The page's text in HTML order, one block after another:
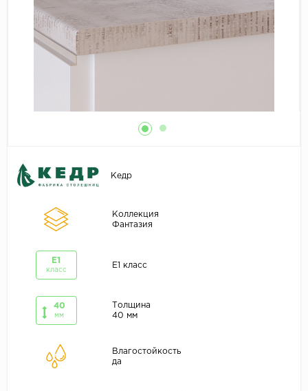
Кедр
Коллекция
Фантазия
E1
класс
E1 класс
40
мм
Толщина
40 мм
Влагостойкость
да